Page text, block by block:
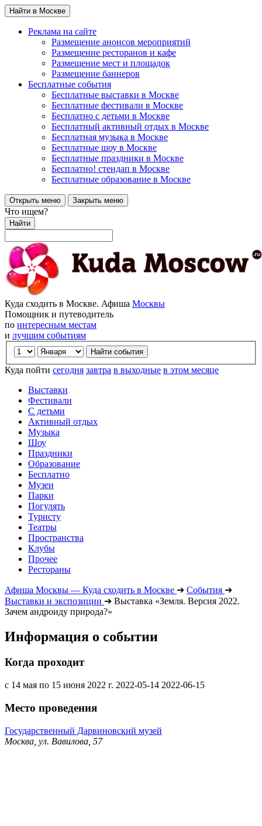
Найти в Москве
Реклама на сайте
Размещение анонсов мероприятий
Размещение ресторанов и кафе
Размещение мест и площадок
Размещение баннеров
Бесплатные события
Бесплатные выставки в Москве
Бесплатные фестивали в Москве
Бесплатно с детьми в Москве
Бесплатный активный отдых в Москве
Бесплатная музыка в Москве
Бесплатные шоу в Москве
Бесплатные праздники в Москве
Бесплатно! стендап в Москве
Бесплатные образование в Москве
Открыть меню Закрыть меню
Что ищем?
Найти
Куда сходить в Москве. Афиша Москвы
Помощник и путеводитель
по интересным местам
и лучшим событиям
Куда пойти сегодня завтра в выходные в этом месяце
Выставки
Фестивали
С детьми
Активный отдых
Музыка
Шоу
Праздники
Образование
Бесплатно
Музеи
Парки
Погулять
Туристу
Театры
Пространства
Клубы
Прочее
Рестораны
Афиша Москвы — Куда сходить в Москве ➔ События ➔
Выставки и экспозиции ➔ Выставка «Земля. Версия 2022.
Зачем андроиду природа?»
Информация о событии
Когда проходит
с 14 мая по 15 июня 2022 г. 2022-05-14 2022-06-15
Место проведения
Государственный Дарвиновский музей
Москва, ул. Вавилова, 57